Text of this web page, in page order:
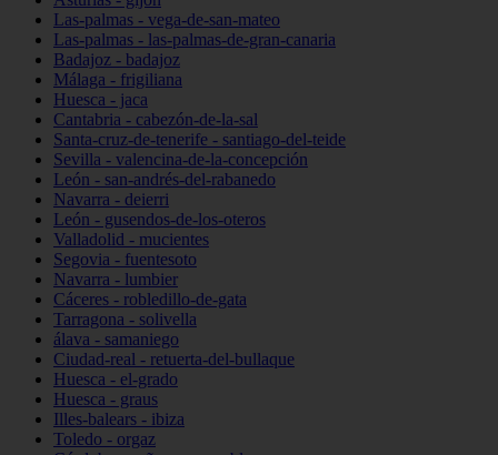
Las-palmas - vega-de-san-mateo
Las-palmas - las-palmas-de-gran-canaria
Badajoz - badajoz
Málaga - frigiliana
Huesca - jaca
Cantabria - cabezón-de-la-sal
Santa-cruz-de-tenerife - santiago-del-teide
Sevilla - valencina-de-la-concepción
León - san-andrés-del-rabanedo
Navarra - deierri
León - gusendos-de-los-oteros
Valladolid - mucientes
Segovia - fuentesoto
Navarra - lumbier
Cáceres - robledillo-de-gata
Tarragona - solivella
álava - samaniego
Ciudad-real - retuerta-del-bullaque
Huesca - el-grado
Huesca - graus
Illes-balears - ibiza
Toledo - orgaz